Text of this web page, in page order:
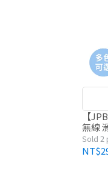
【
無線
Sold 2